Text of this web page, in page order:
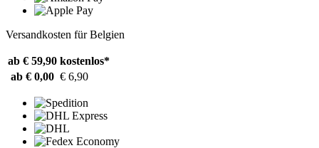
Versandkosten für Belgien
ab € 59,90 kostenlos*
ab € 0,00 € 6,90